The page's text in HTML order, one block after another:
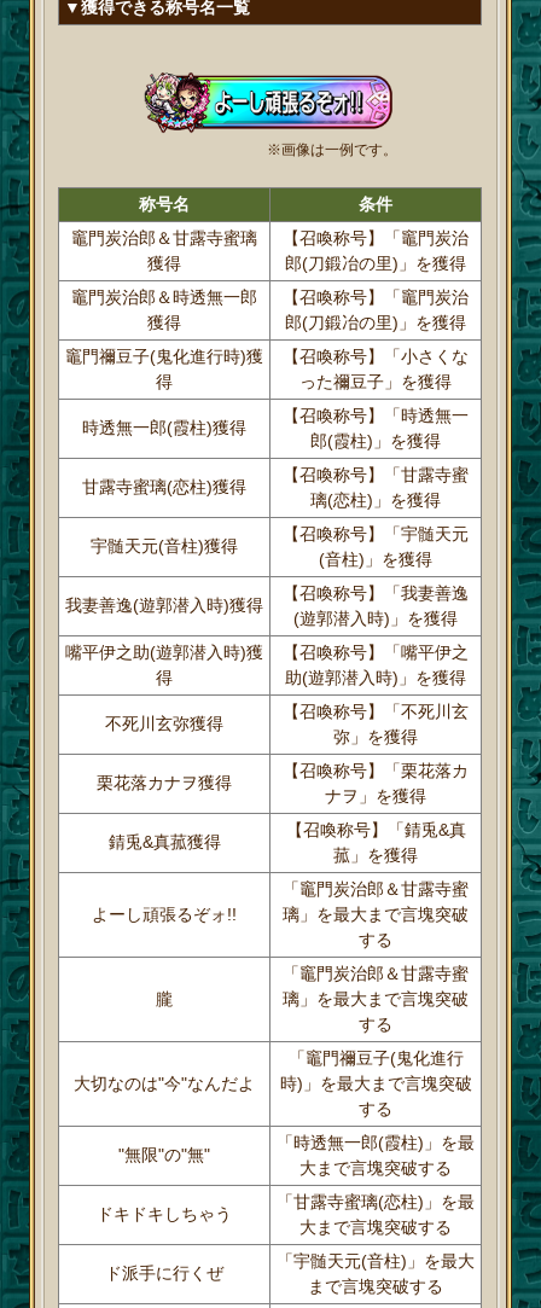
▼獲得できる称号名一覧
※画像は一例です。
称号名
条件
竈門炭治郎＆甘露寺蜜璃
獲得
【召喚称号】「竈門炭治
郎(刀鍛冶の里)」を獲得
竈門炭治郎＆時透無一郎
獲得
【召喚称号】「竈門炭治
郎(刀鍛冶の里)」を獲得
竈門禰豆子(鬼化進行時)獲
得
【召喚称号】「小さくな
った禰豆子」を獲得
時透無一郎(霞柱)獲得
【召喚称号】「時透無一
郎(霞柱)」を獲得
甘露寺蜜璃(恋柱)獲得
【召喚称号】「甘露寺蜜
璃(恋柱)」を獲得
宇髄天元(音柱)獲得
【召喚称号】「宇髄天元
(音柱)」を獲得
我妻善逸(遊郭潜入時)獲得
【召喚称号】「我妻善逸
(遊郭潜入時)」を獲得
嘴平伊之助(遊郭潜入時)獲
得
【召喚称号】「嘴平伊之
助(遊郭潜入時)」を獲得
不死川玄弥獲得
【召喚称号】「不死川玄
弥」を獲得
栗花落カナヲ獲得
【召喚称号】「栗花落カ
ナヲ」を獲得
錆兎&真菰獲得
【召喚称号】「錆兎&真
菰」を獲得
よーし頑張るぞォ!!
「竈門炭治郎＆甘露寺蜜
璃」を最大まで言塊突破
する
朧
「竈門炭治郎＆甘露寺蜜
璃」を最大まで言塊突破
する
大切なのは"今"なんだよ
「竈門禰豆子(鬼化進行
時)」を最大まで言塊突破
する
"無限"の"無"
「時透無一郎(霞柱)」を最
大まで言塊突破する
ドキドキしちゃう
「甘露寺蜜璃(恋柱)」を最
大まで言塊突破する
ド派手に行くぜ
「宇髄天元(音柱)」を最大
まで言塊突破する